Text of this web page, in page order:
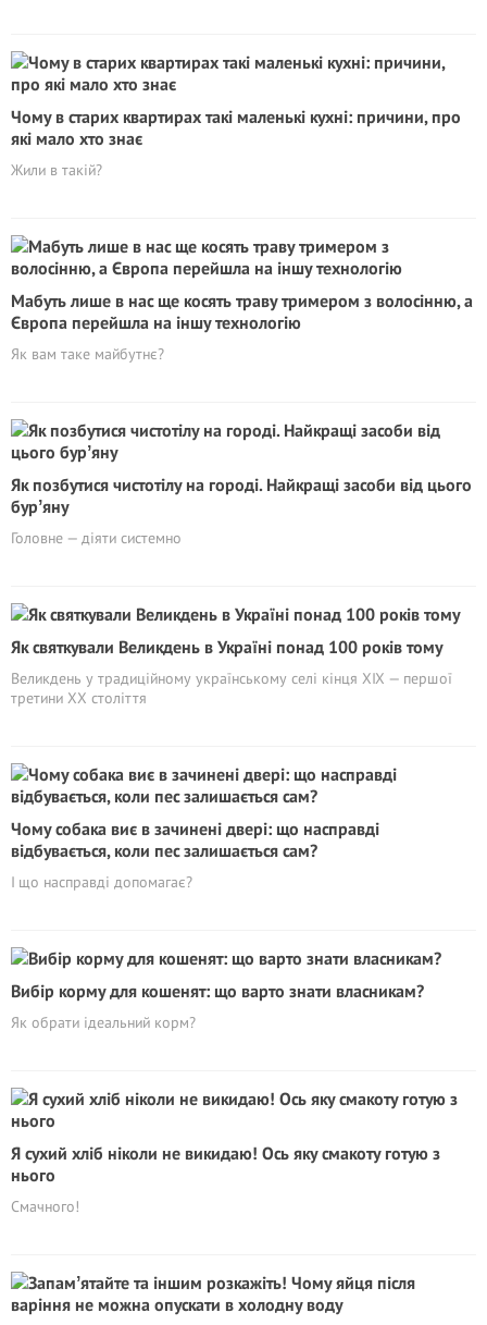
Чому в старих квартирах такі маленькі кухні: причини, про
які мало хто знає
Жили в такій?
Мабуть лише в нас ще косять траву тримером з волосінню, а
Європа перейшла на іншу технологію
Як вам таке майбутнє?
Як позбутися чистотілу на городі. Найкращі засоби від цього
бурʼяну
Головне — діяти системно
Як святкували Великдень в Україні понад 100 років тому
Великдень у традиційному українському селі кінця ХІХ — першої
третини ХХ століття
Чому собака виє в зачинені двері: що насправді
відбувається, коли пес залишається сам?
І що насправді допомагає?
Вибір корму для кошенят: що варто знати власникам?
Як обрати ідеальний корм?
Я сухий хліб ніколи не викидаю! Ось яку смакоту готую з
нього
Смачного!